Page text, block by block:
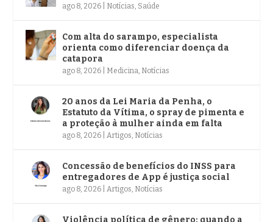
ago 8, 2026 Notícias, Saúde
Com alta do sarampo, especialista
orienta como diferenciar doença da
catapora
ago 8, 2026 Medicina, Notícias
20 anos da Lei Maria da Penha, o
Estatuto da Vítima, o spray de pimenta e
a proteção à mulher ainda em falta
ago 8, 2026 |Artigos, Notícias
Concessão de benefícios do INSS para
entregadores de App é justiça social
ago 8, 2026 |Artigos, Notícias
Violência política de gênero: quando a